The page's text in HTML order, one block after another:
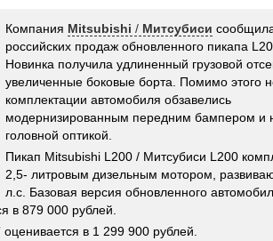
Компания Mitsubishi / Митсубиси
российских продаж обновленного пикапа
Новинка получила удлиненный грузовой
увеличенные боковые борта. Помимо этого
комплектации автомобиля обзавелись
модернизированным передним бампером и
головной оптикой.
Пикап Mitsubishi L200 / Митсубиси L200
2,5- литровым дизельным мотором,
л.с. Базовая версия обновленного
в 879 000 рублей.
в 1 299 900 рублей.